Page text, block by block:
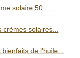
solaire 50 :...
crèmes solaires...
bienfaits de l'huile...